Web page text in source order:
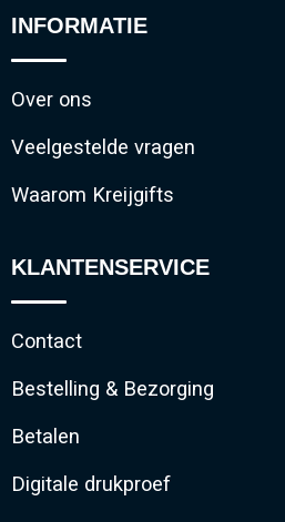
INFORMATIE
Over ons
Veelgestelde vragen
Waarom Kreijgifts
KLANTENSERVICE
Contact
Bestelling & Bezorging
Betalen
Digitale drukproef